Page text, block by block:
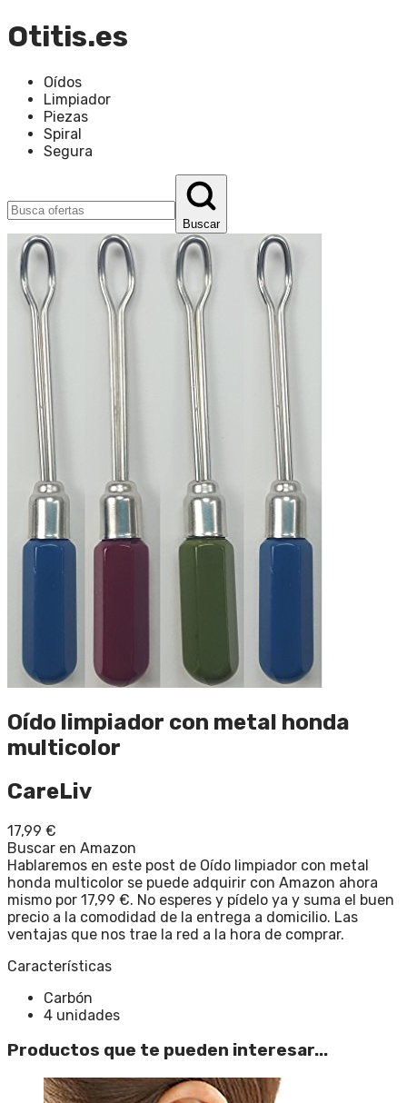
Otitis.es
Oídos
Limpiador
Piezas
Spiral
Segura
Buscar
Oído limpiador con metal honda
multicolor
CareLiv
17,99 €
Buscar en Amazon
Hablaremos en este post de Oído limpiador con metal
honda multicolor se puede adquirir con Amazon ahora
mismo por 17,99 €. No esperes y pídelo ya y suma el buen
precio a la comodidad de la entrega a domicilio. Las
ventajas que nos trae la red a la hora de comprar.
Características
Carbón
4 unidades
Productos que te pueden interesar...